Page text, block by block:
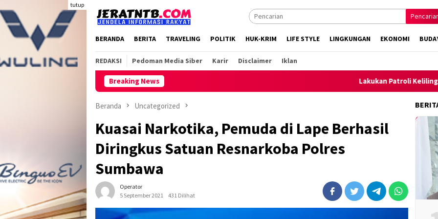
ke
konten
tutup
BERANDA BERITA TRAVELING POLITIK HUK-KRIM LIFE STYLE LINGKUNGAN EKONOMI
REDAKSI Pedoman Media Siber Karir Disclaimer Iklan
Breaking News Lakukan Patroli Keliling, Polsek
Beranda Uncategorized
Kuasai Narkotika, Pemuda di Lape Berhasil
Diringkus Satuan Resnarkoba Polres
Sumbawa
Operator
5 September 2021
431 Dilihat